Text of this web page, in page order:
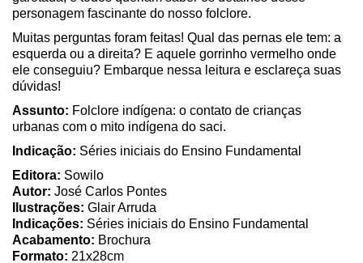
personagem fascinante do nosso folclore.
Muitas perguntas foram feitas! Qual das pernas ele tem: a
esquerda ou a direita? E aquele gorrinho vermelho onde
ele conseguiu? Embarque nessa leitura e esclareça suas
dúvidas!
Assunto: Folclore indígena: o contato de crianças
urbanas com o mito indígena do saci.
Indicação: Séries iniciais do Ensino Fundamental
Editora: Sowilo
Autor: José Carlos Pontes
Ilustrações: Glair Arruda
Indicações: Séries iniciais do Ensino Fundamental
Acabamento: Brochura
Formato: 21x28cm